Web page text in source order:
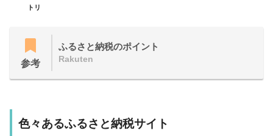
トリ
参考
ふるさと納税のポイント
Rakuten
色々あるふるさと納税サイト